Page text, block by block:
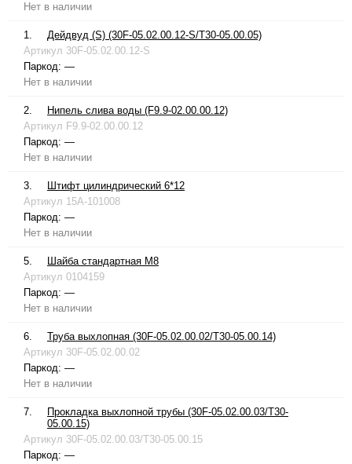
Нет в наличии
1.
Дейдвуд (S) (30F-05.02.00.12-S/T30-05.00.05)
Артикул 30F-05.02.00.12-S
Паркод: —
Нет в наличии
2.
Нипель слива воды (F9.9-02.00.00.12)
Артикул F9.9-02.00.00.12
Паркод: —
Нет в наличии
3.
Штифт цилиндрический 6*12
Артикул 15A-101008
Паркод: —
Нет в наличии
5.
Шайба стандартная М8
Артикул 0104159
Паркод: —
Нет в наличии
6.
Труба выхлопная (30F-05.02.00.02/T30-05.00.14)
Артикул 30F-05.02.00.02
Паркод: —
Нет в наличии
7.
Прокладка выхлопной трубы (30F-05.02.00.03/T30-
05.00.15)
Артикул 30F-05.02.00.03/T30-05.00.15
Паркод: —